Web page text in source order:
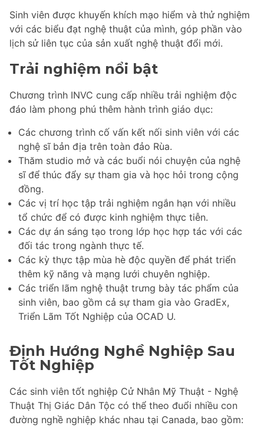
Sinh viên được khuyến khích mạo hiểm và thử nghiệm
với các biểu đạt nghệ thuật của mình, góp phần vào
lịch sử liên tục của sản xuất nghệ thuật đổi mới.
Trải nghiệm nổi bật
Chương trình INVC cung cấp nhiều trải nghiệm độc
đáo làm phong phú thêm hành trình giáo dục:
Các chương trình cố vấn kết nối sinh viên với các
nghệ sĩ bản địa trên toàn đảo Rùa.
Thăm studio mở và các buổi nói chuyện của nghệ
sĩ để thúc đẩy sự tham gia và học hỏi trong cộng
đồng.
Các vị trí học tập trải nghiệm ngắn hạn với nhiều
tổ chức để có được kinh nghiệm thực tiễn.
Các dự án sáng tạo trong lớp học hợp tác với các
đối tác trong ngành thực tế.
Các kỳ thực tập mùa hè độc quyền để phát triển
thêm kỹ năng và mạng lưới chuyên nghiệp.
Các triển lãm nghệ thuật trưng bày tác phẩm của
sinh viên, bao gồm cả sự tham gia vào GradEx,
Triển Lãm Tốt Nghiệp của OCAD U.
Định Hướng Nghề Nghiệp Sau
Tốt Nghiệp
Các sinh viên tốt nghiệp Cử Nhân Mỹ Thuật - Nghệ
Thuật Thị Giác Dân Tộc có thể theo đuổi nhiều con
đường nghề nghiệp khác nhau tại Canada, bao gồm: